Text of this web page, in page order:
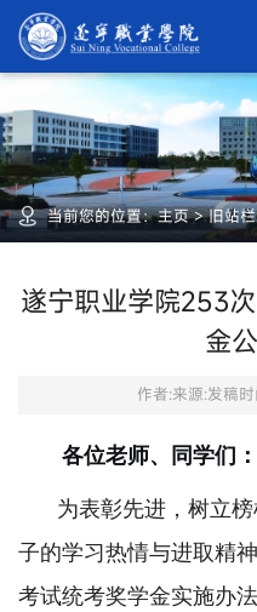
当前您的位置：主页 > 旧站
遂宁职业学院253
金
作者:来源:发稿
各位老师、同学们：
为表彰先进，树立
子的学习热情与进取精
考试统考奖学金实施办